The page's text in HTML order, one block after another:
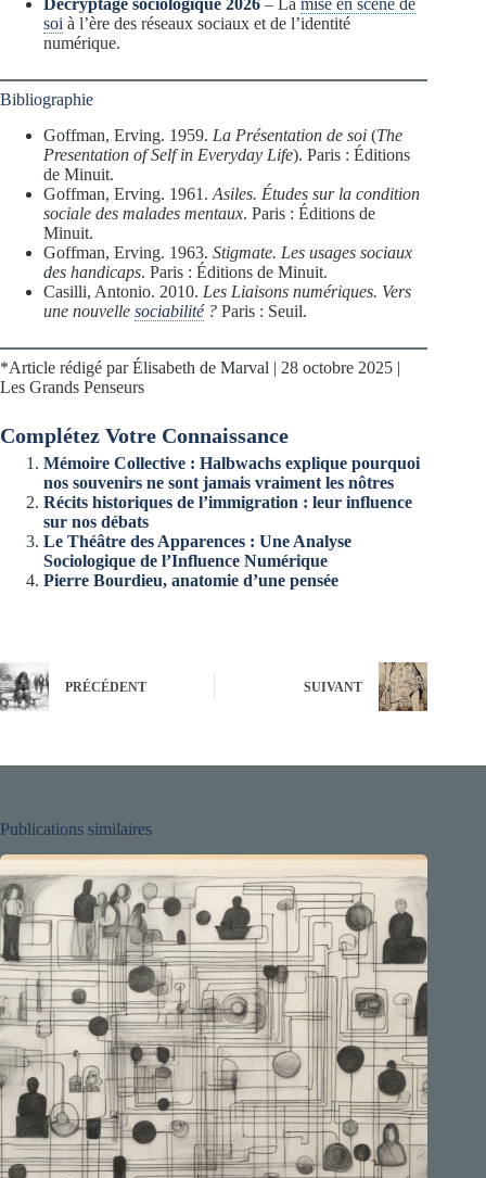
soi à l’ère des réseaux sociaux et de l’identité
numérique.
Bibliographie
Goffman, Erving. 1959. La Présentation de soi (The
Presentation of Self in Everyday Life). Paris : Éditions
de Minuit.
Goffman, Erving. 1961. Asiles. Études sur la condition
sociale des malades mentaux. Paris : Éditions de
Minuit.
Goffman, Erving. 1963. Stigmate. Les usages sociaux
des handicaps. Paris : Éditions de Minuit.
Casilli, Antonio. 2010. Les Liaisons numériques. Vers
une nouvelle sociabilité? Paris : Seuil.
*Article rédigé par Élisabeth de Marval | 28 octobre 2025 |
Les Grands Penseurs
Complétez Votre Connaissance
Mémoire Collective : Halbwachs explique pourquoi
nos souvenirs ne sont jamais vraiment les nôtres
Récits historiques de l’immigration : leur influence
sur nos débats
Le Théâtre des Apparences : Une Analyse
Sociologique de l’Influence Numérique
Pierre Bourdieu, anatomie d’une pensée
PRÉCÉDENT SUIVANT
Publications similaires